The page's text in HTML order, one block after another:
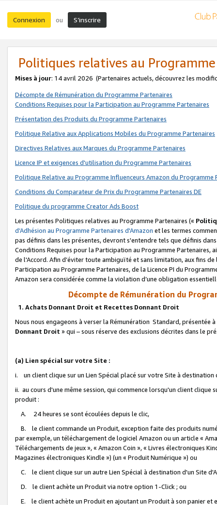
Connexion ou S’inscrire
Politiques relatives au
Mises à jour: 14 avril 2026 (Partenaires actuels, découvrez les
Décompte de Rémunération du Programme Partenaires
Conditions Requises pour la Participation au Programme Partenaires
Présentation des Produits du Programme Partenaires
Politique Relative aux Applications Mobiles du Programme Partenaires
Directives Relatives aux Marques du Programme Partenaires
Licence IP et exigences d'utilisation du Programme Partenaires
Politique Relative au Programme Influenceurs Amazon du Programme
Conditions du Comparateur de Prix du Programme Partenaires DE
Politique du programme Creator Ads Boost
Les présentes Politiques relatives au Programme Partenaires («
d’Adhésion au Programme Partenaires d'Amazon et les termes
pas définis dans les présentes, devront s'entendre tels que définis
Conditions Requises pour la Participation au Programme Partenaires,
de l'Accord. Afin d’éviter toute ambiguïté et sans limitation, aux fins
Participation au Programme Partenaires, de la Licence PI du
Amazon sera considérée comme la violation d’une obligation
Décompte de Rémunération du
1. Achats Donnant Droit et Recettes Donnant Droit
Nous nous engageons à verser la Rémunération Standard, présentée
Donnant Droit » qui – sous réserve des exclusions décrites dans le
(a) Lien spécial sur votre Site :
i. un client clique sur un Lien Spécial placé sur votre Site à destination
ii. au cours d'une même session, qui commence lorsqu'un client
produit :
A. 24 heures se sont écoulées depuis le clic,
B. le client commande un Produit, exception faite des produits
par exemple, un téléchargement de logiciel Amazon ou un article «
Téléchargements de jeux », « Amazon Coin », « Livres électroniques
Magazines électroniques Kindle ») (un « Produit Numérique ») ou
C. le client clique sur un autre Lien Spécial à destination d'un Site
D. le client achète un Produit via notre option 1-Click ; ou
E. le client achète un Produit en ajoutant un Produit à son panier et